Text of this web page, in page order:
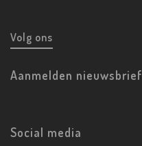
Volg ons
Aanmelden nieuwsbrief
Social media